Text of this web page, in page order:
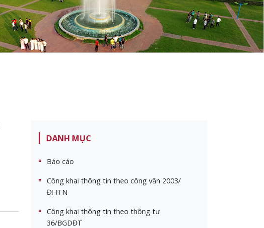
DANH MỤC
Báo cáo
Công khai thông tin theo công văn 2003/
ĐHTN
Công khai thông tin theo thông tư
36/BGDĐT